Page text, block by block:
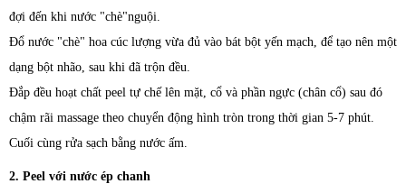
đợi đến khi nước "chè"nguội.
Đổ nước "chè" hoa cúc lượng vừa đủ vào bát bột yến mạch, để tạo nên một
dạng bột nhão, sau khi đã trộn đều.
Đắp đều hoạt chất peel tự chế lên mặt, cổ và phần ngực (chân cổ) sau đó
chậm rãi massage theo chuyển động hình tròn trong thời gian 5-7 phút.
Cuối cùng rửa sạch bằng nước ấm.
2. Peel với nước ép chanh